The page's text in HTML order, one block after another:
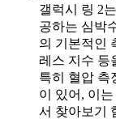
갤럭시 링 2
공하는 심박
의 기본적인
레스 지수 등
특히 혈압 측
이 있어, 이
서 찾아보기